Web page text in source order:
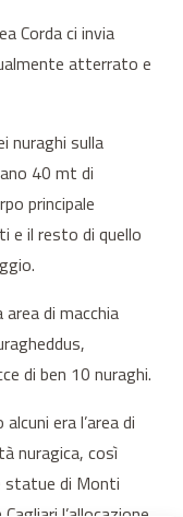
Corda ci invia
atterrato e
nuraghi sulla
40 mt di
principale
e il resto di quello
di macchia
di ben 10 nuraghi.
era l’area di
nuragica, così
statue di Monti